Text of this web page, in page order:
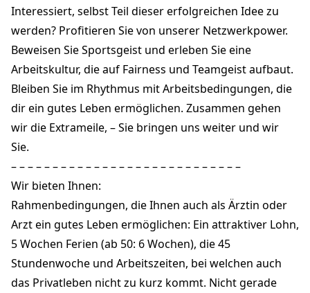
Interessiert, selbst Teil dieser erfolgreichen Idee zu
werden? Profitieren Sie von unserer Netzwerkpower.
Beweisen Sie Sportsgeist und erleben Sie eine
Arbeitskultur, die auf Fairness und Teamgeist aufbaut.
Bleiben Sie im Rhythmus mit Arbeitsbedingungen, die
dir ein gutes Leben ermöglichen. Zusammen gehen
wir die Extrameile, – Sie bringen uns weiter und wir
Sie.
– – – – – – – – – – – – – – – – – – – – – – – – – – – –
Wir bieten Ihnen:
Rahmenbedingungen, die Ihnen auch als Ärztin oder
Arzt ein gutes Leben ermöglichen: Ein attraktiver Lohn,
5 Wochen Ferien (ab 50: 6 Wochen), die 45
Stundenwoche und Arbeitszeiten, bei welchen auch
das Privatleben nicht zu kurz kommt. Nicht gerade